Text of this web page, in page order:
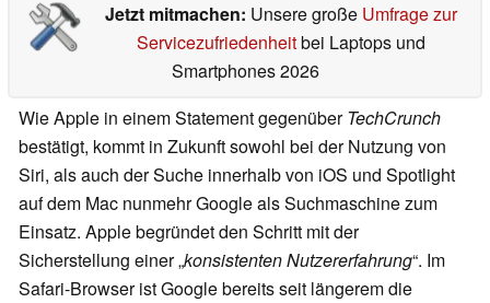
Jetzt mitmachen: Unsere große Umfrage zur
Servicezufriedenheitbei Laptops und
Smartphones 2026
Wie Apple in einem Statement gegenüberTechCrunch
bestätigt, kommt in Zukunft sowohl bei der Nutzung von
Siri, als auch der Suche innerhalb von iOS und Spotlight
auf dem Mac nunmehr Google als Suchmaschine zum
Einsatz. Apple begründet den Schritt mit der
Sicherstellung einer „konsistenten Nutzererfahrung“. Im
Safari-Browser ist Google bereits seit längerem die